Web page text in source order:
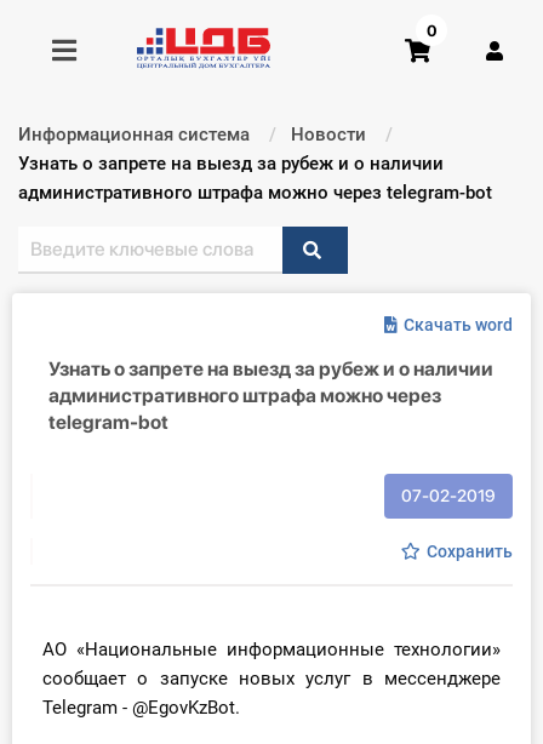
Получить консультацию
Главная ИС
Консультации
Справочник бухгалтера
0
Информационная система
Новости
Текущий:
Узнать о запрете на выезд за рубеж и о наличии
административного штрафа можно через telegram-bot
Скачать word
Узнать о запрете на выезд за рубеж и о наличии
административного штрафа можно через
telegram-bot
07-02-2019
Сохранить
АО «Национальные информационные технологии»
сообщает о запуске новых услуг в мессенджере
Telegram - @EgovKzBot.